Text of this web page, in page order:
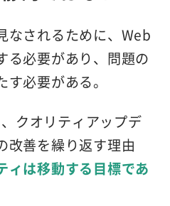
なされるために、Web
る必要があり、問題の
必要がある。
クオリティアップデ
改善を繰り返す理由
ィは移動する目標であ